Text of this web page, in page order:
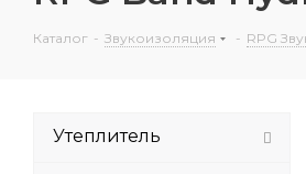
Каталог - Звукоизоляция - RPG
Утеплитель